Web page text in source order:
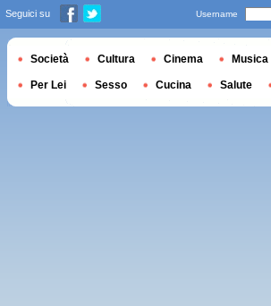
Seguici su Username
Società Cultura Cinema Musica
Per Lei Sesso Cucina Salute